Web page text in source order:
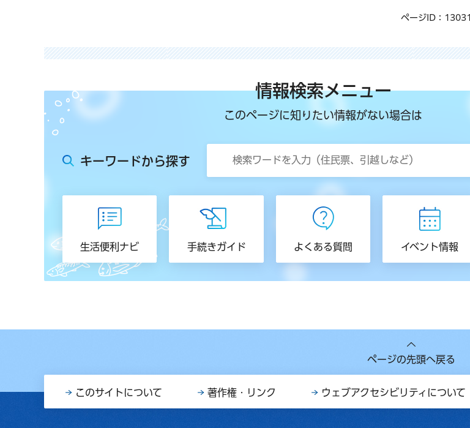
ページID：13031
情報検索メニュー
このページに知りたい情報がない場合は
キーワードから探す
生活便利ナビ 手続きガイド よくある質問 イベント情報
ページの先頭へ戻る
このサイトについて 著作権・リンク ウェブアクセシビリティについて